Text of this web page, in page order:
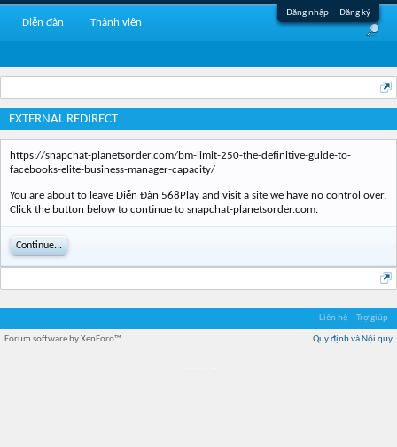
Đăng nhập Đăng ký
EXTERNAL REDIRECT
https://snapchat-planetsorder.com/bm-limit-250-the-definitive-guide-to-
facebooks-elite-business-manager-capacity/
You are about to leave Diễn Đàn 568Play and visit a site we have no control over.
Click the button below to continue to snapchat-planetsorder.com.
Continue...
Diễn đàn Thành viên
Liên hệ Trợ giúp
Quy định và Nội quy
Forum software by XenForo™